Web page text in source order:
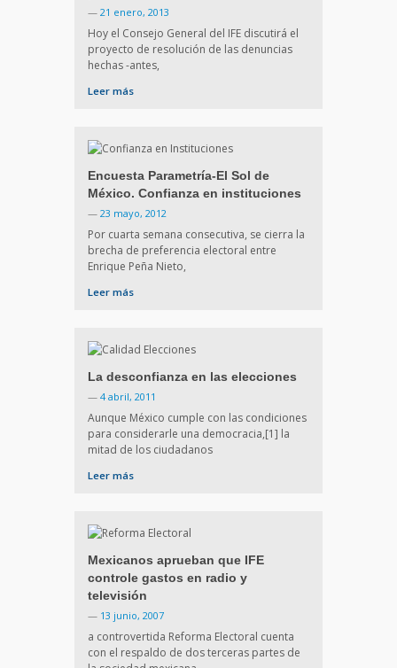
— 21 enero, 2013
Hoy el Consejo General del IFE discutirá el
proyecto de resolución de las denuncias
hechas -antes,
Leer más
Encuesta Parametría-El Sol de
México. Confianza en instituciones
— 23 mayo, 2012
Por cuarta semana consecutiva, se cierra la
brecha de preferencia electoral entre
Enrique Peña Nieto,
Leer más
La desconfianza en las elecciones
— 4 abril, 2011
Aunque México cumple con las condiciones
para considerarle una democracia,[1] la
mitad de los ciudadanos
Leer más
Mexicanos aprueban que IFE
controle gastos en radio y
televisión
— 13 junio, 2007
a controvertida Reforma Electoral cuenta
con el respaldo de dos terceras partes de